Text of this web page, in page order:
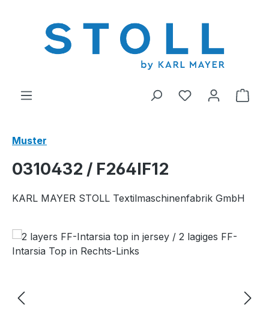
Du hast 0
Muster
0310432 / F264IF12
KARL MAYER STOLL Textilmaschinenfabrik GmbH
Bildergalerie überspringen